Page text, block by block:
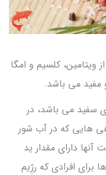
ویتامین، کلسیم و امگا
سفید می باشد، در
هایی که در آب شور
دارای مقدار ید
افرادی که رژِیم